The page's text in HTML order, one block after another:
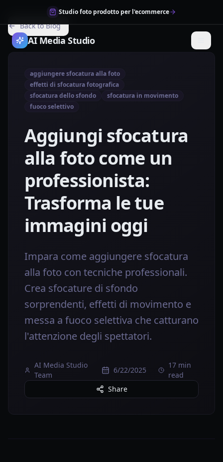
Studio foto prodotto per l'ecommerce
AI Media Studio
Back to Blog
aggiungere sfocatura alla foto
effetti di sfocatura fotografica
sfocatura dello sfondo
sfocatura in movimento
fuoco selettivo
Aggiungi sfocatura
alla foto come un
professionista:
Trasforma le tue
immagini oggi
Impara come aggiungere sfocatura
alla foto con tecniche professionali.
Crea sfocature di sfondo
sorprendenti, effetti di movimento e
messa a fuoco selettiva che catturano
l'attenzione degli spettatori.
AI Media Studio
Team
6/22/2025
17 min
read
Share